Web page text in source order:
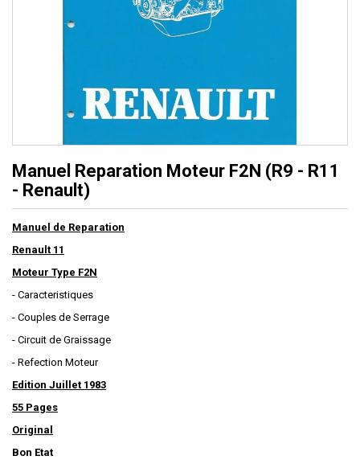
Manuel Reparation Moteur F2N (R9 - R11
- Renault)
Manuel de Reparation
Renault 11
Moteur Type F2N
- Caracteristiques
- Couples de Serrage
- Circuit de Graissage
- Refection Moteur
Ed ition Juillet 1983
55 Pages
Original
Bon Etat